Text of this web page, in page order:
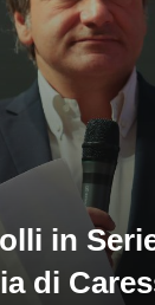
in
di